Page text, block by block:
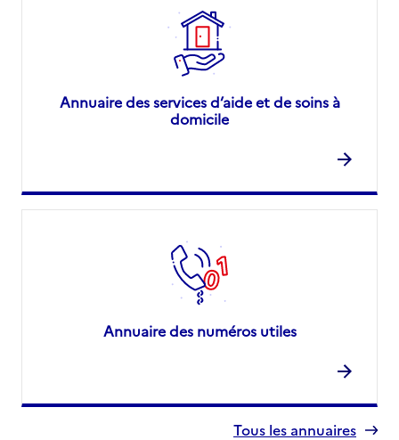
Annuaire des services d’aide et de soins à
domicile
Annuaire des numéros utiles
Tous les annuaires